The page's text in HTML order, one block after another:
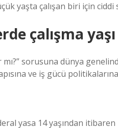
yaşta çalışan biri için
çalışma
mı?” sorusuna dünya
ve iş gücü
yasa 14 yaşından